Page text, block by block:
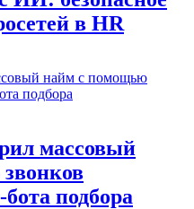
в HR
массовый
подбора